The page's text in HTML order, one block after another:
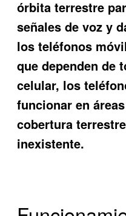
órbita terrestre
señales de voz y
los teléfonos
que dependen de
celular, los
funcionar en
cobertura
inexistente.